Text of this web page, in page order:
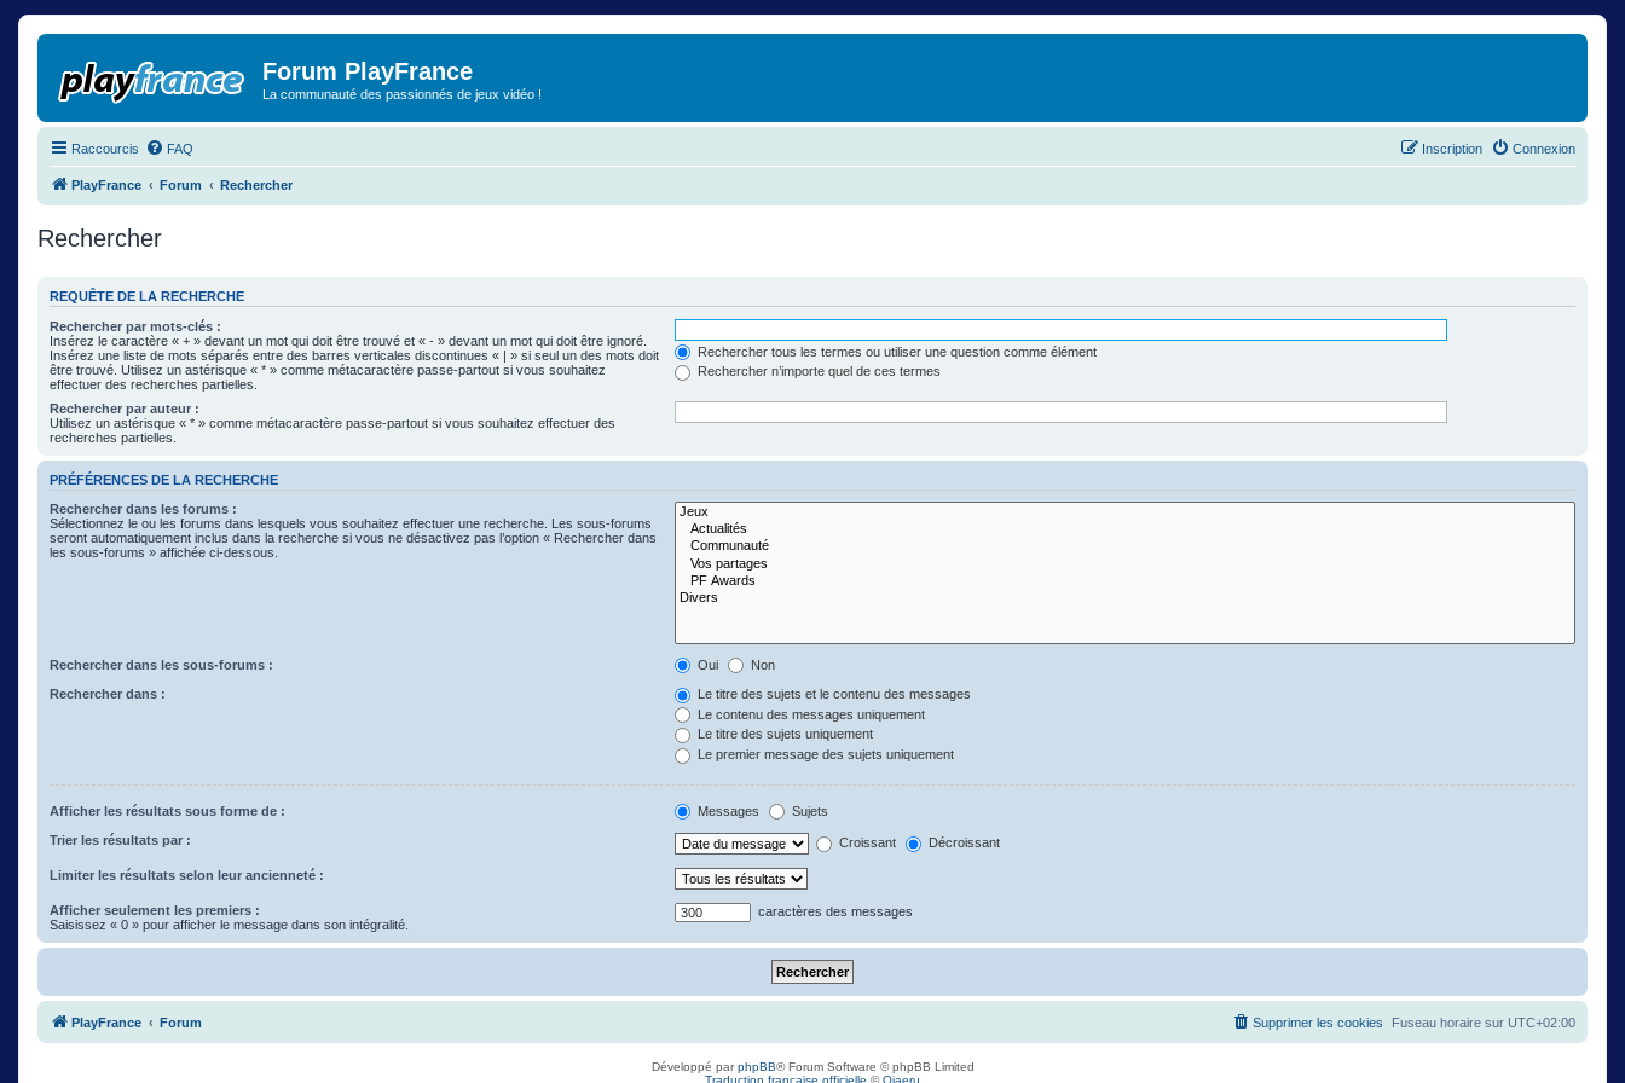
Forum PlayFrance
La communauté des passionnés de jeux vidéo !
Raccourcis FAQ Connexion
Inscription
PlayFrance Forum Rechercher
Rechercher
REQUÊTE DE LA RECHERCHE
Rechercher par mots-clés :
Insérez le caractère « + » devant un mot qui doit être trouvé et « - » devant un mot qui doit être ignoré.
Insérez une liste de mots séparés entre des barres verticales discontinues « | » si seul un des mots doit
être trouvé. Utilisez un astérisque « * » comme métacaractère passe-partout si vous souhaitez
effectuer des recherches partielles.
Rechercher tous les termes ou utiliser une question comme élément
Rechercher n’importe quel de ces termes
Rechercher par auteur :
Utilisez un astérisque « * » comme métacaractère passe-partout si vous souhaitez effectuer des
recherches partielles.
PRÉFÉRENCES DE LA RECHERCHE
Rechercher dans les forums :
Sélectionnez le ou les forums dans lesquels vous souhaitez effectuer une recherche. Les sous-forums
seront automatiquement inclus dans la recherche si vous ne désactivez pas l’option « Rechercher dans
les sous-forums » affichée ci-dessous.
Rechercher dans les sous-forums : Oui Non
Rechercher dans :
Le titre des sujets et le contenu des messages
Le contenu des messages uniquement
Le titre des sujets uniquement
Le premier message des sujets uniquement
Afficher les résultats sous forme de : Messages Sujets
Trier les résultats par : Croissant Décroissant
Limiter les résultats selon leur ancienneté :
Afficher seulement les premiers :
Saisissez « 0 » pour afficher le message dans son intégralité.
caractères des messages
PlayFrance Forum Fuseau horaire sur UTC+02:00
Supprimer les cookies
Développé parphpBB® Forum Software © phpBB Limited
Traduction française officielle ©Qiaeru